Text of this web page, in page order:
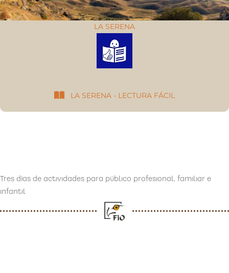
LA SERENA
LA SERENA - LECTURA FÁCIL
Tres días de actividades para público profesional, familiar e
infantil